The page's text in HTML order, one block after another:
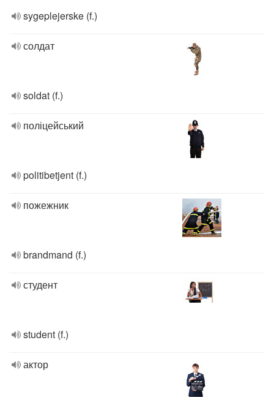
sygeplejerske (f.)
солдат
soldat (f.)
поліцейський
politibetjent (f.)
пожежник
brandmand (f.)
студент
student (f.)
актор